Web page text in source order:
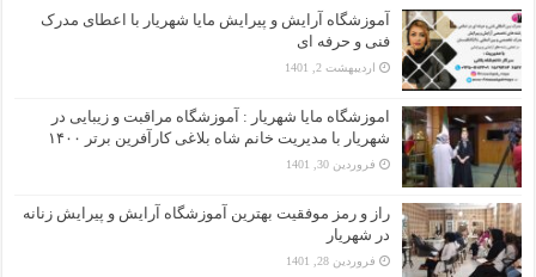
آموزشگاه آرایش و پیرایش مایا شهریار با اعطای مدرک
فنی و حرفه ای
اردیبهشت 2, 1401
اموزشگاه مایا شهریار : آموزشگاه مراقبت و زیبایی در
شهریار با مدیریت خانم شاه بلاغی کارآفرین برتر ۱۴۰۰
فروردین 30, 1401
راز و رمز موفقیت بهترین آموزشگاه آرایش و پیرایش زنانه
در شهریار
فروردین 28, 1401